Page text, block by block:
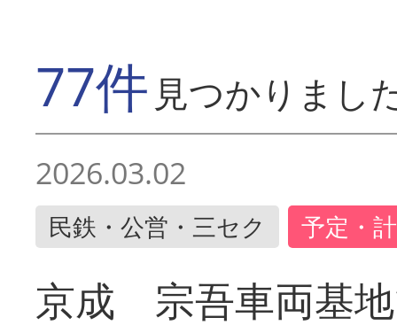
77件 見つかりまし
2026.03.02
民鉄・公営・三セク 予定・
京成 宗吾車両基